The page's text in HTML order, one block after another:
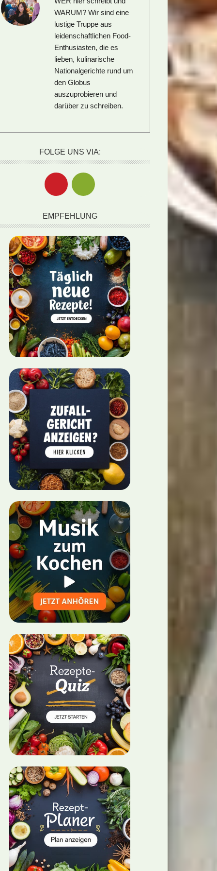
WARUM?Wir sind eine
lustige Truppe aus
leidenschaftlichen Food-
Enthusiasten, die es
lieben, kulinarische
Nationalgerichte rund um
den Globus
auszuprobieren und
darüber zu schreiben.
FOLGE UNS VIA:
EMPFEHLUNG